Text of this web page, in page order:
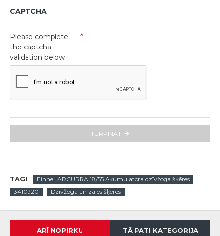
CAPTCHA
Please complete
the captcha
validation below
TURPINĀT
TAGI:
Einhell ARCURRA 18/55 Akumulatora dzīvžoga šķēres
3410920
Dzīvžoga un zāles šķēres
ARĪ NOPIRKU TĀ PATI KATEGORIJA